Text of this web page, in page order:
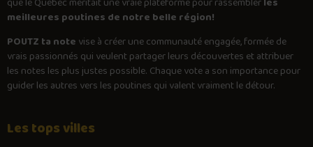
meilleures poutines de notre belle région!
POUTZ ta note vise à créer une communauté engagée, formée de
vrais passionnés qui veulent partager leurs découvertes et attribuer
les notes les plus justes possible. Chaque vote a son importance pour
guider les autres vers les poutines qui valent vraiment le détour.
Les tops villes